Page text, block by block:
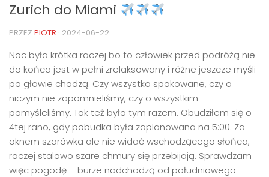
Zurich do Miami
PRZEZ PIOTR · 2024-06-22
Noc była krótka raczej bo to człowiek przed podróżą nie
do końca jest w pełni zrelaksowany i różne jeszcze myśli
po głowie chodzą. Czy wszystko spakowane, czy o
niczym nie zapomnieliśmy, czy o wszystkim
pomyśleliśmy. Tak też było tym razem. Obudziłem się o
4tej rano, gdy pobudka była zaplanowana na 5:00. Za
oknem szarówka ale nie widać wschodzącego słońca,
raczej stalowo szare chmury się przebijają. Sprawdzam
więc pogodę – burze nadchodzą od południowego